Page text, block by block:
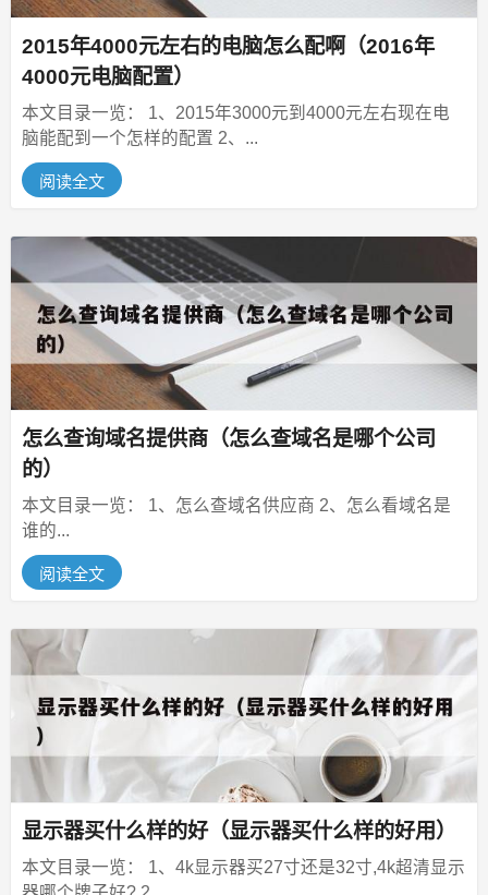
2015年4000元左右的电脑怎么配啊（2016年
4000元电脑配置）
本文目录一览： 1、2015年3000元到4000元左右现在电
脑能配到一个怎样的配置 2、...
阅读全文
怎么查询域名提供商（怎么查域名是哪个公司
的）
本文目录一览： 1、怎么查域名供应商 2、怎么看域名是
谁的...
阅读全文
显示器买什么样的好（显示器买什么样的好用）
本文目录一览： 1、4k显示器买27寸还是32寸,4k超清显示